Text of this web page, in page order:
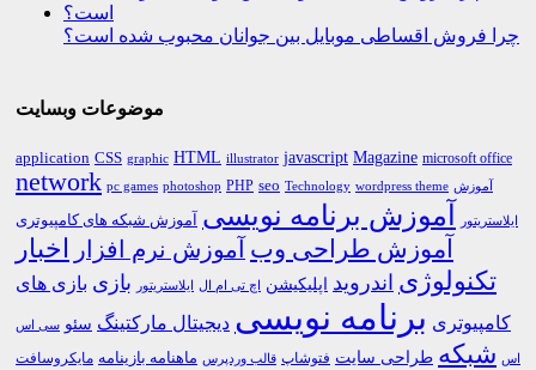
چرا فروش اقساطی موبایل بین جوانان محبوب شده است؟
موضوعات وبسایت
application CSS graphic HTML illustrator javascript Magazine microsoft office
network pc games photoshop PHP seo Technology wordpress theme آموزش
ایلاستریتور آموزش برنامه نویسی آموزش شبکه های کامپیوتری
آموزش طراحی وب آموزش نرم افزار اخبار
تکنولوژی اندروید اپلیکیشن اچ تی ام ال ایلاستریتور بازی بازی های
کامپیوتری برنامه نویسی دیجیتال مارکتینگ سئو سی اس
اس شبکه طراحی سایت فتوشاپ قالب وردپرس ماهنامه بازینامه مایکروسافت